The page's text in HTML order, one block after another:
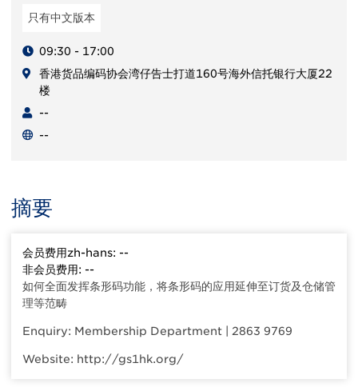
只有中文版本
09:30 - 17:00
香港货品编码协会湾仔告士打道160号海外信托银行大厦22
楼
--
--
摘要
会员费用zh-hans: --
非会员费用: --
如何全面发挥条形码功能，将条形码的应用延伸至订货及仓储管
理等范畴
Enquiry: Membership Department | 2863 9769
Website: http://gs1hk.org/